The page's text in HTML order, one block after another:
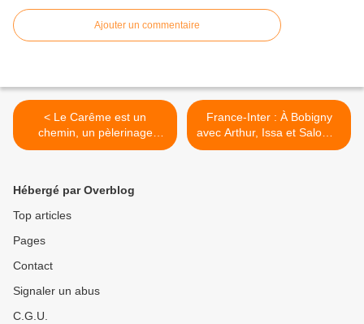
Ajouter un commentaire
< Le Carême est un
chemin, un pèlerinage
intérieur (Prions en Eglise)
France-Inter : À Bobigny
avec Arthur, Issa et Salomé,
rendez-vous dans lequel les
Hébergé par Overblog
Top articles
Pages
Contact
Signaler un abus
C.G.U.